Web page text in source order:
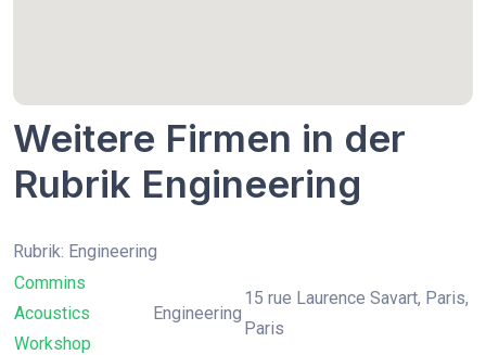
Weitere Firmen in der
Rubrik Engineering
Rubrik: Engineering
Commins
Acoustics
Workshop
Engineering
15 rue Laurence Savart, Paris,
Paris